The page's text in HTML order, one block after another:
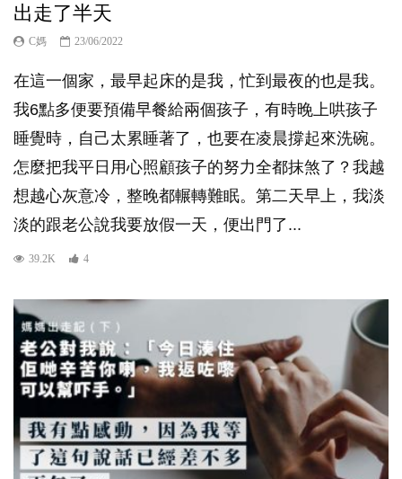
出走了半天
C媽 23/06/2022
在這一個家，最早起床的是我，忙到最夜的也是我。
我6點多便要預備早餐給兩個孩子，有時晚上哄孩子
睡覺時，自己太累睡著了，也要在凌晨撐起來洗碗。
怎麼把我平日用心照顧孩子的努力全都抹煞了？我越
想越心灰意冷，整晚都輾轉難眠。第二天早上，我淡
淡的跟老公說我要放假一天，便出門了...
39.2K 4